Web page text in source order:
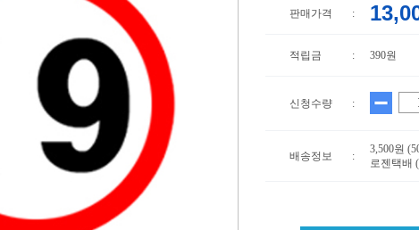
판매가격 :
적립금 : 390원
신청수량 :
배송정보 :
3,500원
로젠택배